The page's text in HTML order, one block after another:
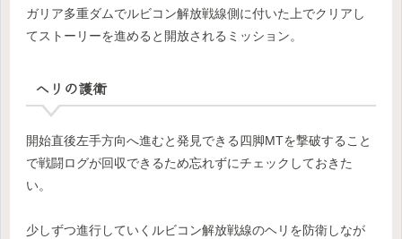
ガリア多重ダムでルビコン解放戦線側に付いた上でクリアし
てストーリーを進めると開放されるミッション。
ヘリの護衛
開始直後左手方向へ進むと発見できる四脚MTを撃破すること
で戦闘ログが回収できるため忘れずにチェックしておきた
い。
少しずつ進行していくルビコン解放戦線のヘリを防衛しなが